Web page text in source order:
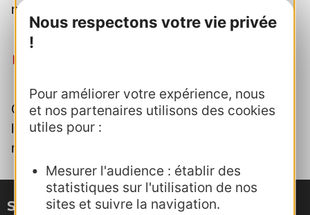
Nous respectons votre vie privée
!
Pour améliorer votre expérience, nous
et nos partenaires utilisons des cookies
utiles pour :
Mesurer l'audience : établir des
statistiques sur l'utilisation de nos
sites et suivre la navigation.
notre pensée.
Conforter le travail avec les Offices voisins,
les Parcs et les agences départementale et
régionale.
Site de Montpellier